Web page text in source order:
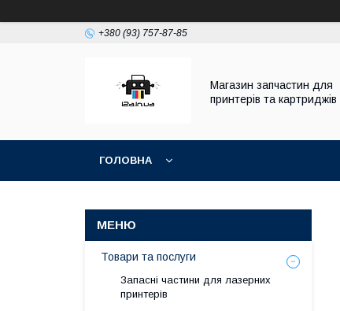
+380 (93) 757-87-85
Магазин запчастин для
принтерів та картриджів
ГОЛОВНА
Товари та послуги
Запасні частини для лазерних
принтерів